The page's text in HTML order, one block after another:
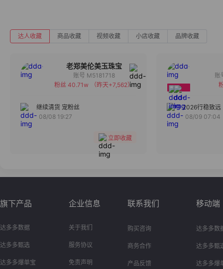
达人收藏 商品收藏 视频收藏 小店收藏 品牌收藏
老郑美伦美玉珠宝
备注
账号 M5181718
粉丝 40.71w
（昨天+7,562）
继续清货 宠粉丝
08/08 19:27
立即收藏
2026行稳致远
08/09 07:04
旗下产品
达多多数据
达多多甄选
达多多爆单宝
企业信息
关于我们
服务协议
免责声明
联系我们
购买咨询
商务合作
产品反馈
移动端
达多多数
达多多甄
达多多爆